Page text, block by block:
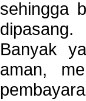
sehingga
dipasang.
Banyak
aman,